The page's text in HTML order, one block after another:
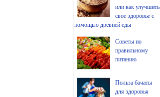
или как улучшить
свое здоровье с
помощью древней еды
Советы по
правильному
питанию
Польза бачаты
для здоровья